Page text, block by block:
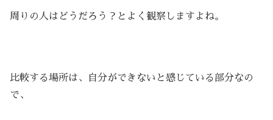
周りの人はどうだろう？とよく観察しますよね。
比較する場所は、自分ができないと感じている部分なの
で、